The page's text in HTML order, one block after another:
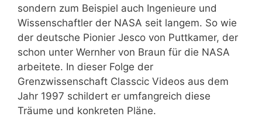
sondern zum Beispiel auch Ingenieure und
Wissenschaftler der NASA seit langem. So wie
der deutsche Pionier Jesco von Puttkamer, der
schon unter Wernher von Braun für die NASA
arbeitete. In dieser Folge der
Grenzwissenschaft Classcic Videos aus dem
Jahr 1997 schildert er umfangreich diese
Träume und konkreten Pläne.